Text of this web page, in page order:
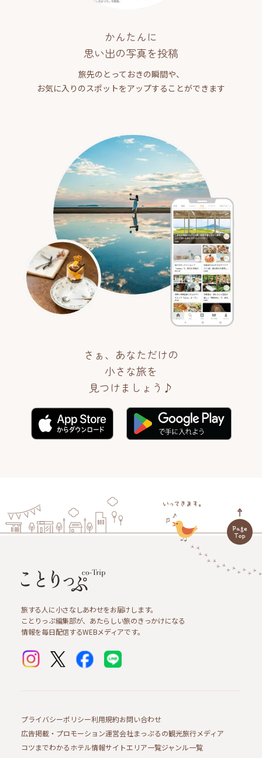
かんたんに
思い出の写真を投稿
旅先のとっておきの瞬間や、
お気に入りのスポットをアップすることができます
さぁ、あなただけの
小さな旅を
見つけましょう♪
旅する人に小さなしあわせをお届けします。
ことりっぷ編集部が、あたらしい旅のきっかけになる
情報を毎日配信するWEBメディアです。
プライバシーポリシー利用規約お問い合わせ
広告掲載・プロモーション運営会社まっぷるの観光旅行メディア
コツまでわかるホテル情報サイトエリア一覧ジャンル一覧